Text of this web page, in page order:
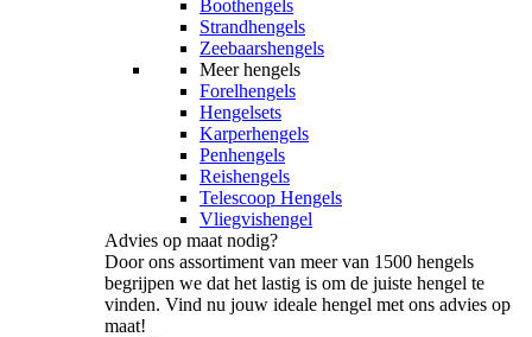
Boothengels
Strandhengels
Zeebaarshengels
Meer hengels
Forelhengels
Hengelsets
Karperhengels
Penhengels
Reishengels
Telescoop Hengels
Vliegvishengel
Advies op maat nodig?
Door ons assortiment van meer van 1500 hengels
begrijpen we dat het lastig is om de juiste hengel te
vinden. Vind nu jouw ideale hengel met ons advies op
maat!